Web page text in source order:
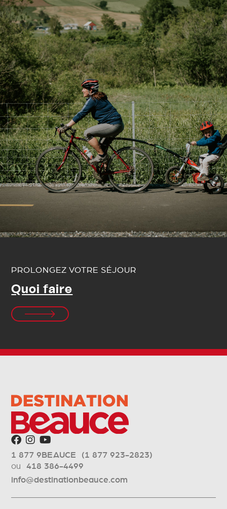
PROLONGEZ VOTRE SÉJOUR
Quoi faire
1 877 9BEAUCE (1 877 923-2823)
ou418 386-4499
info@destinationbeauce.com